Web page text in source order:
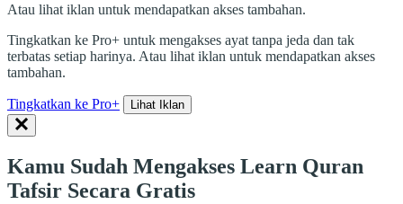
Atau lihat iklan untuk mendapatkan akses tambahan.
Tingkatkan ke Pro+ untuk mengakses ayat tanpa jeda dan tak
terbatas setiap harinya. Atau lihat iklan untuk mendapatkan akses
tambahan.
Tingkatkan ke Pro+ Lihat Iklan
Kamu Sudah Mengakses Learn Quran
Tafsir Secara Gratis